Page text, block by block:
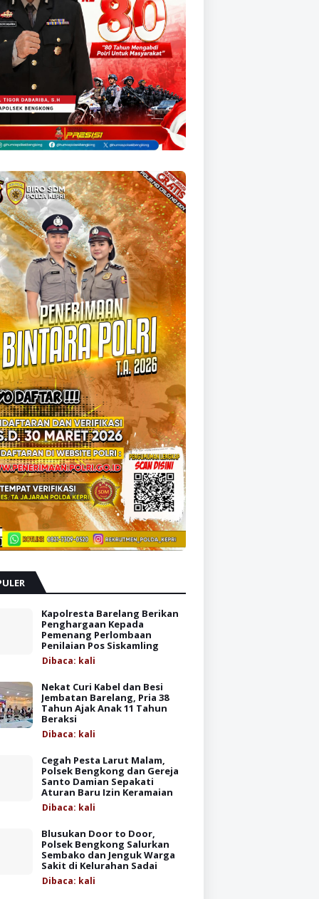
Kapolresta Barelang Berikan
Penghargaan Kepada
Pemenang Perlombaan
Penilaian Pos Siskamling
Dibaca: kali
Nekat Curi Kabel dan Besi
Jembatan Barelang, Pria 38
Tahun Ajak Anak 11 Tahun
Beraksi
Dibaca: kali
Cegah Pesta Larut Malam,
Polsek Bengkong dan Gereja
Santo Damian Sepakati
Aturan Baru Izin Keramaian
Dibaca: kali
Blusukan Door to Door,
Polsek Bengkong Salurkan
Sembako dan Jenguk Warga
Sakit di Kelurahan Sadai
Dibaca: kali